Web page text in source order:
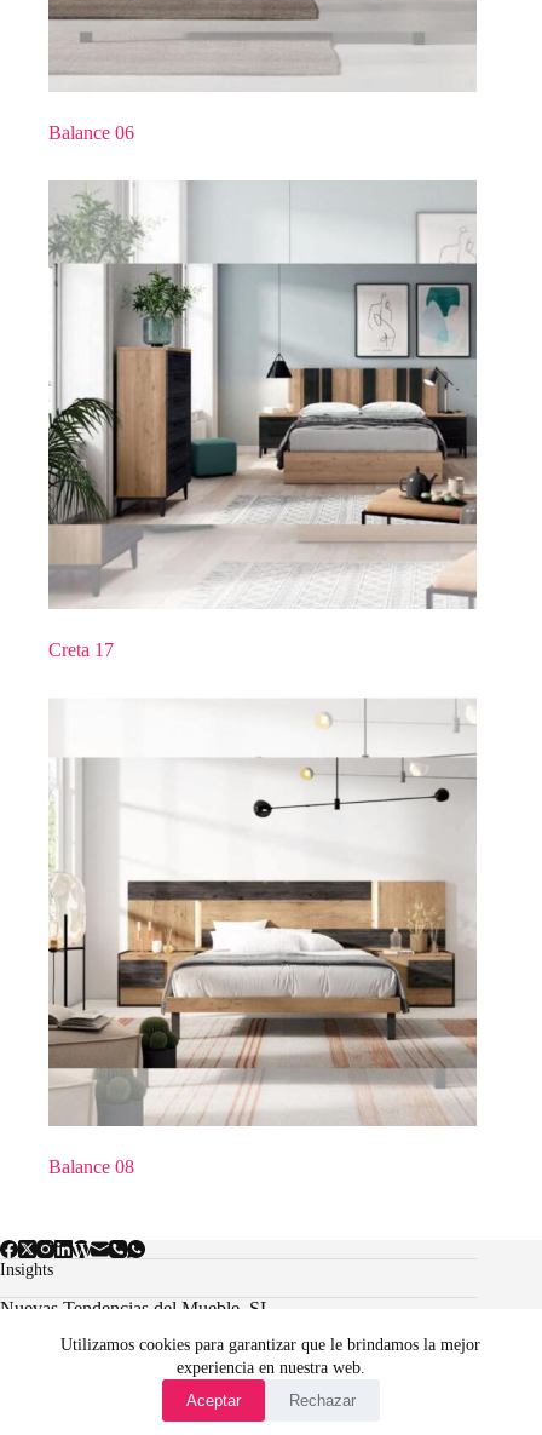
Utilizamos cookies para garantizar que le brindamos la mejor
experiencia en nuestra web.
Aceptar
Rechazar
Balance 06
Creta 17
Balance 08
Insights
Nuevas Tendencias del Mueble, SL.
Aviso Legal
Condiciones Generales de Venta Online